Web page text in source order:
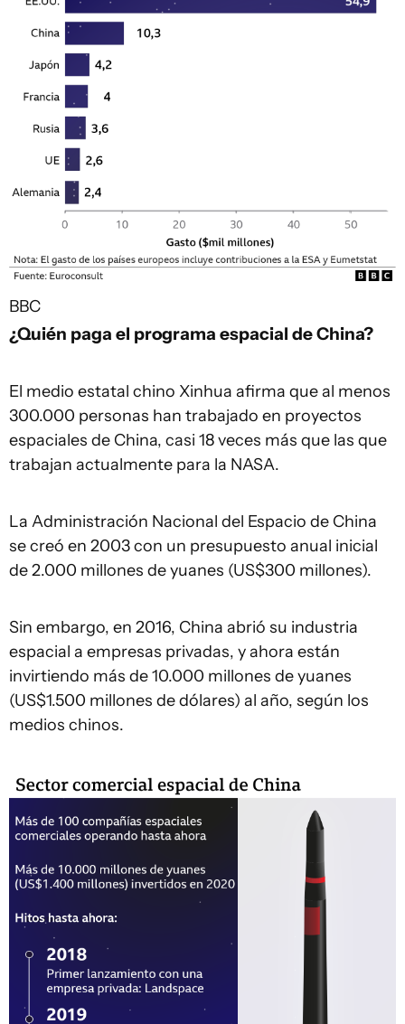
BBC
¿Quién paga el programa espacial de China?
El medio estatal chino Xinhua afirma que al menos
300.000 personas han trabajado en proyectos
espaciales de China, casi 18 veces más que las que
trabajan actualmente para la NASA.
La Administración Nacional del Espacio de China
se creó en 2003 con un presupuesto anual inicial
de 2.000 millones de yuanes (US$300 millones).
Sin embargo, en 2016, China abrió su industria
espacial a empresas privadas, y ahora están
invirtiendo más de 10.000 millones de yuanes
(US$1.500 millones de dólares) al año, según los
medios chinos.